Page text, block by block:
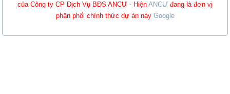
của Công ty CP Dịch Vụ BĐS ANCƯ - Hiện ANCƯ đang là đơn vị
phân phối chính thức dự án này Google